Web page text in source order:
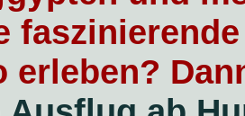
erleben?